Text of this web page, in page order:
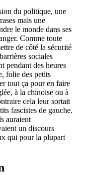
du politique, une
mais une
le monde dans ses
Comme toute
de côté la sécurité
sociales
pendant des heures
folie des petits
tout ça pour en faire
à la chinoise ou à
cela leur sortait
fascistes de gauche.
auraient
un discours
qui pour la plupart